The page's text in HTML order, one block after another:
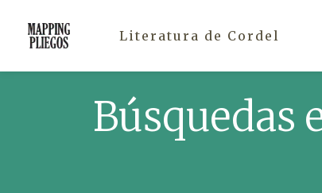
Literatura de Cordel
Búsquedas